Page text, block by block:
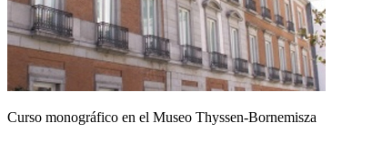
Curso monográfico en el Museo Thyssen-Bornemisza